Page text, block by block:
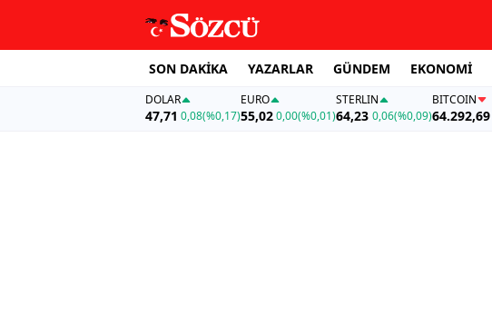
SON DAKİKA YAZARLAR GÜNDEM EKONOMİ
DOLAR
47,71 0,08(%0,17)
EURO
55,02 0,00(%0,01)
STERLIN
64,23 0,06(%0,09)
BITCOIN
64.292,69